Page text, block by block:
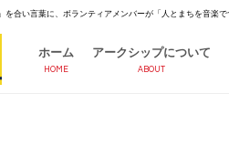
を合い言葉に、ボランティアメンバーが「人とまちを音
ホーム
HOME
アークシップについて
ABOUT